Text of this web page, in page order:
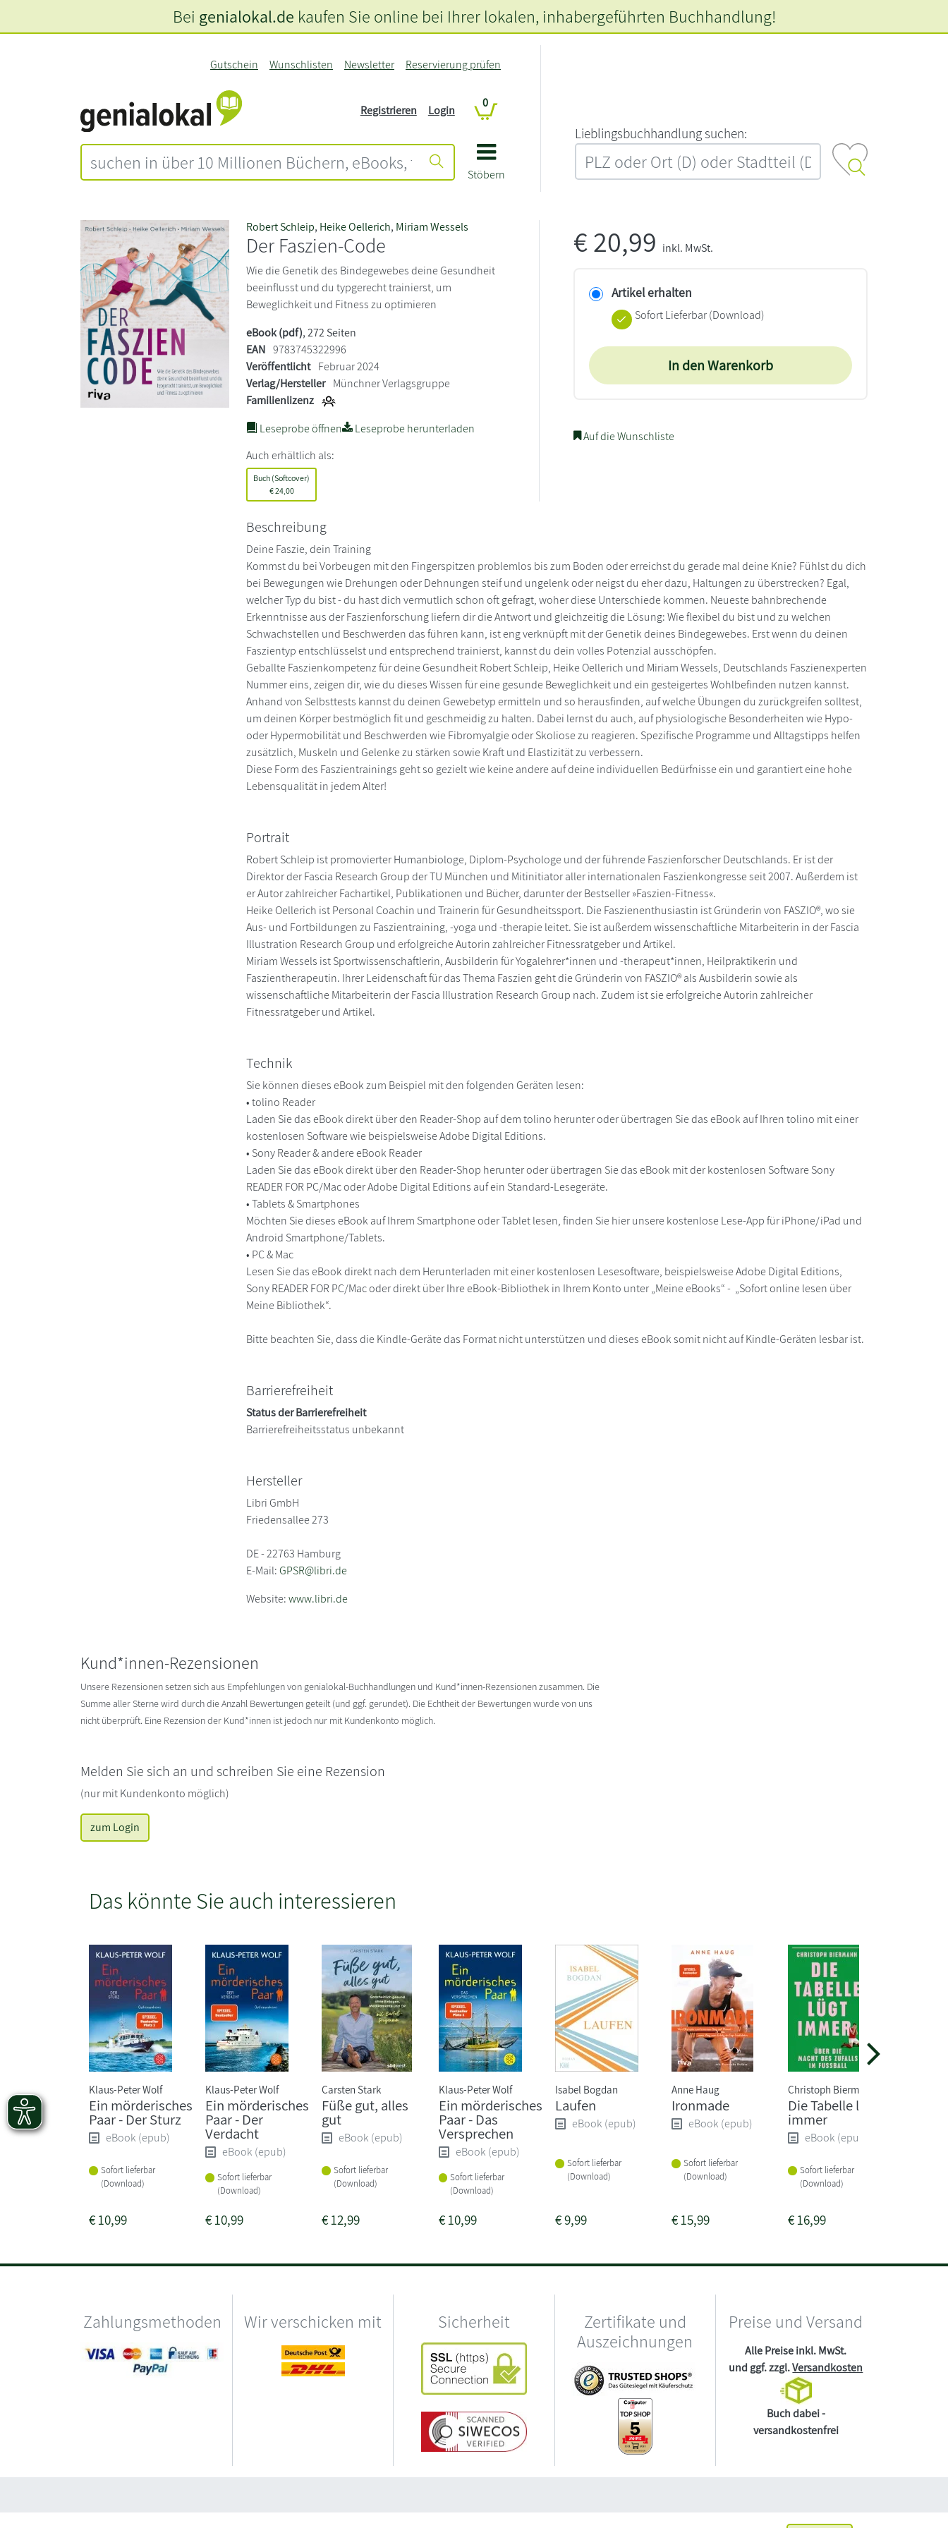
Stöbern
Gutschein Wunschlisten Newsletter Reservierung prüfen
Registrieren Login
0
L‍i‍e‍b‍l‍i‍n‍g‍s‍b‍u‍c‍h‍h‍a‍n‍d‍l‍u‍n‍g‍ ‍s‍u‍c‍h‍e‍n‍:‍
Bei genialokal.de kaufen Sie online bei Ihrer lokalen, inhabergeführten Buchhandlung!
Robert Schleip, Heike Oellerich, Miriam Wessels
Der Faszien-Code
Wie die Genetik des Bindegewebes deine Gesundheit
beeinflusst und du typgerecht trainierst, um
Beweglichkeit und Fitness zu optimieren
eBook (pdf), 272 Seiten
EAN 9783745322996
Veröffentlicht Februar 2024
Verlag/Hersteller Münchner Verlagsgruppe
Familienlizenz
Leseprobe öffnen
Leseprobe herunterladen
Auch erhältlich als:
Buch (Softcover)
€24,00
€20,99 inkl. MwSt.
Artikel erhalten
Sofort Lieferbar (Download)
In den Warenkorb
Auf die Wunschliste
Beschreibung
Deine Faszie, dein Training
Kommst du bei Vorbeugen mit den Fingerspitzen problemlos bis zum Boden oder erreichst du gerade mal deine Knie? Fühlst du dich
bei Bewegungen wie Drehungen oder Dehnungen steif und ungelenk oder neigst du eher dazu, Haltungen zu überstrecken? Egal,
welcher Typ du bist - du hast dich vermutlich schon oft gefragt, woher diese Unterschiede kommen. Neueste bahnbrechende
Erkenntnisse aus der Faszienforschung liefern dir die Antwort und gleichzeitig die Lösung: Wie flexibel du bist und zu welchen
Schwachstellen und Beschwerden das führen kann, ist eng verknüpft mit der Genetik deines Bindegewebes. Erst wenn du deinen
Faszientyp entschlüsselst und entsprechend trainierst, kannst du dein volles Potenzial ausschöpfen.
Geballte Faszienkompetenz für deine Gesundheit Robert Schleip, Heike Oellerich und Miriam Wessels, Deutschlands Faszienexperten
Nummer eins, zeigen dir, wie du dieses Wissen für eine gesunde Beweglichkeit und ein gesteigertes Wohlbefinden nutzen kannst.
Anhand von Selbsttests kannst du deinen Gewebetyp ermitteln und so herausfinden, auf welche Übungen du zurückgreifen solltest,
um deinen Körper bestmöglich fit und geschmeidig zu halten. Dabei lernst du auch, auf physiologische Besonderheiten wie Hypo-
oder Hypermobilität und Beschwerden wie Fibromyalgie oder Skoliose zu reagieren. Spezifische Programme und Alltagstipps helfen
zusätzlich, Muskeln und Gelenke zu stärken sowie Kraft und Elastizität zu verbessern.
Diese Form des Faszientrainings geht so gezielt wie keine andere auf deine individuellen Bedürfnisse ein und garantiert eine hohe
Lebensqualität in jedem Alter!
Portrait
Robert Schleip ist promovierter Humanbiologe, Diplom-Psychologe und der führende Faszienforscher Deutschlands. Er ist der
Direktor der Fascia Research Group der TU München und Mitinitiator aller internationalen Faszienkongresse seit 2007. Außerdem ist
er Autor zahlreicher Fachartikel, Publikationen und Bücher, darunter der Bestseller »Faszien-Fitness«.
Heike Oellerich ist Personal Coachin und Trainerin für Gesundheitssport. Die Faszienenthusiastin ist Gründerin von FASZIO®, wo sie
Aus- und Fortbildungen zu Faszientraining, -yoga und -therapie leitet. Sie ist außerdem wissenschaftliche Mitarbeiterin in der Fascia
Illustration Research Group und erfolgreiche Autorin zahlreicher Fitnessratgeber und Artikel.
Miriam Wessels ist Sportwissenschaftlerin, Ausbilderin für Yogalehrer*innen und -therapeut*innen, Heilpraktikerin und
Faszientherapeutin. Ihrer Leidenschaft für das Thema Faszien geht die Gründerin von FASZIO® als Ausbilderin sowie als
wissenschaftliche Mitarbeiterin der Fascia Illustration Research Group nach. Zudem ist sie erfolgreiche Autorin zahlreicher
Fitnessratgeber und Artikel.
Technik
Sie können dieses eBook zum Beispiel mit den folgenden Geräten lesen:
• tolino Reader
Laden Sie das eBook direkt über den Reader-Shop auf dem tolino herunter oder übertragen Sie das eBook auf Ihren tolino mit einer
kostenlosen Software wie beispielsweise Adobe Digital Editions.
• Sony Reader & andere eBook Reader
Laden Sie das eBook direkt über den Reader-Shop herunter oder übertragen Sie das eBook mit der kostenlosen Software Sony
READER FOR PC/Mac oder Adobe Digital Editions auf ein Standard-Lesegeräte.
• Tablets & Smartphones
Möchten Sie dieses eBook auf Ihrem Smartphone oder Tablet lesen, finden Sie hier unsere kostenlose Lese-App für iPhone/iPad und
Android Smartphone/Tablets.
• PC & Mac
Lesen Sie das eBook direkt nach dem Herunterladen mit einer kostenlosen Lesesoftware, beispielsweise Adobe Digital Editions,
Sony READER FOR PC/Mac oder direkt über Ihre eBook-Bibliothek in Ihrem Konto unter „Meine eBooks“ - „Sofort online lesen über
Meine Bibliothek“.
Bitte beachten Sie, dass die Kindle-Geräte das Format nicht unterstützen und dieses eBook somit nicht auf Kindle-Geräten lesbar ist.
Barrierefreiheit
Status der Barrierefreiheit
Barrierefreiheitsstatus unbekannt
Hersteller
Libri GmbH
Friedensallee 273
DE - 22763 Hamburg
E-Mail:GPSR@libri.de
Website:www.libri.de
Kund*innen-Rezensionen
Unsere Rezensionen setzen sich aus Empfehlungen von genialokal-Buchhandlungen und Kund*innen-Rezensionen zusammen. Die
Summe aller Sterne wird durch die Anzahl Bewertungen geteilt (und ggf. gerundet). Die Echtheit der Bewertungen wurde von uns
nicht überprüft. Eine Rezension der Kund*innen ist jedoch nur mit Kundenkonto möglich.
Melden Sie sich an und schreiben Sie eine Rezension
(nur mit Kundenkonto möglich)
zum Login
Das könnte Sie auch interessieren
Klaus-Peter Wolf
Ein mörderisches
Paar - Der Sturz
eBook (epub)
Sofort lieferbar
(Download)
€10,99
Klaus-Peter Wolf
Ein mörderisches
Paar - Der
Verdacht
eBook (epub)
Sofort lieferbar
(Download)
€10,99
Carsten Stark
Füße gut, alles
gut
eBook (epub)
Sofort lieferbar
(Download)
€12,99
Klaus-Peter Wolf
Ein mörderisches
Paar - Das
Versprechen
eBook (epub)
Sofort lieferbar
(Download)
€10,99
Isabel Bogdan
Laufen
eBook (epub)
Sofort lieferbar
(Download)
€9,99
Anne Haug
Ironmade
eBook (epub)
Sofort lieferbar
(Download)
€15,99
Christoph Biermann
Die Tabelle lügt
immer
eBook (epub)
Sofort lieferbar
(Download)
€16,99
Zahlungsmethoden Wir verschicken mit Sicherheit
Zertifikate und
Auszeichnungen
Preise und Versand
Alle Preise inkl. MwSt.
und ggf. zzgl.Versandkosten
Buch dabei -
versandkostenfrei